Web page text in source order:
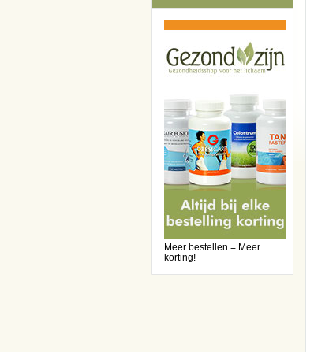
Meer bestellen = Meer
korting!